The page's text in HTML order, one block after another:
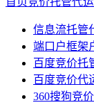
信息流托管
端口户框架
百度竞价托
百度竞价代
360搜狗竞